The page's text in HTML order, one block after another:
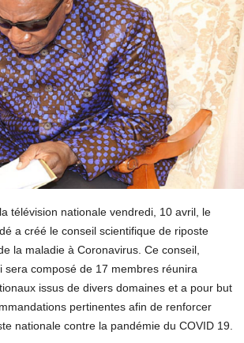
télévision nationale vendredi, 10 avril, le
a créé le conseil scientifique de riposte
la maladie à Coronavirus. Ce conseil,
sera composé de 17 membres réunira
issus de divers domaines et a pour but
pertinentes afin de renforcer
nationale contre la pandémie du COVID 19.